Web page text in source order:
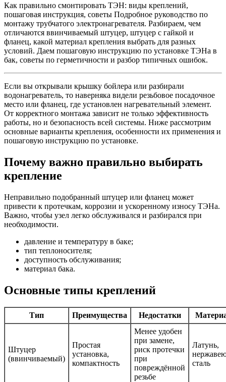
Как правильно смонтировать ТЭН: виды креплений,
пошаговая инструкция, советы Подробное руководство по
монтажу трубчатого электронагревателя. Разбираем, чем
отличаются ввинчиваемый штуцер, штуцер с гайкой и
фланец, какой материал крепления выбрать для разных
условий. Даем пошаговую инструкцию по установке ТЭНа в
бак, советы по герметичности и разбор типичных ошибок.
Если вы открывали крышку бойлера или разбирали
водонагреватель, то наверняка видели резьбовое посадочное
место или фланец, где установлен нагревательный элемент.
От корректного монтажа зависит не только эффективность
работы, но и безопасность всей системы. Ниже рассмотрим
основные варианты крепления, особенности их применения и
пошаговую инструкцию по установке.
Почему важно правильно выбирать
крепление
Неправильно подобранный штуцер или фланец может
привести к протечкам, коррозии и ускоренному износу ТЭНа.
Важно, чтобы узел легко обслуживался и разбирался при
необходимости.
давление и температуру в баке;
тип теплоносителя;
доступность обслуживания;
материал бака.
Основные типы креплений
Тип Преимущества Недостатки
Штуцер
(ввинчиваемый)
Простая
установка,
компактность
Менее удобен
при замене,
риск протечки
при
повреждённой
резьбе
Латунь,
сталь